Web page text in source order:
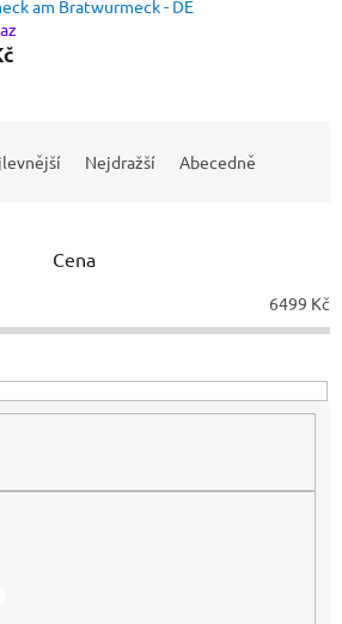
am Bratwurmeck - DE
Nejdražší Abecedně
Cena
6499 Kč